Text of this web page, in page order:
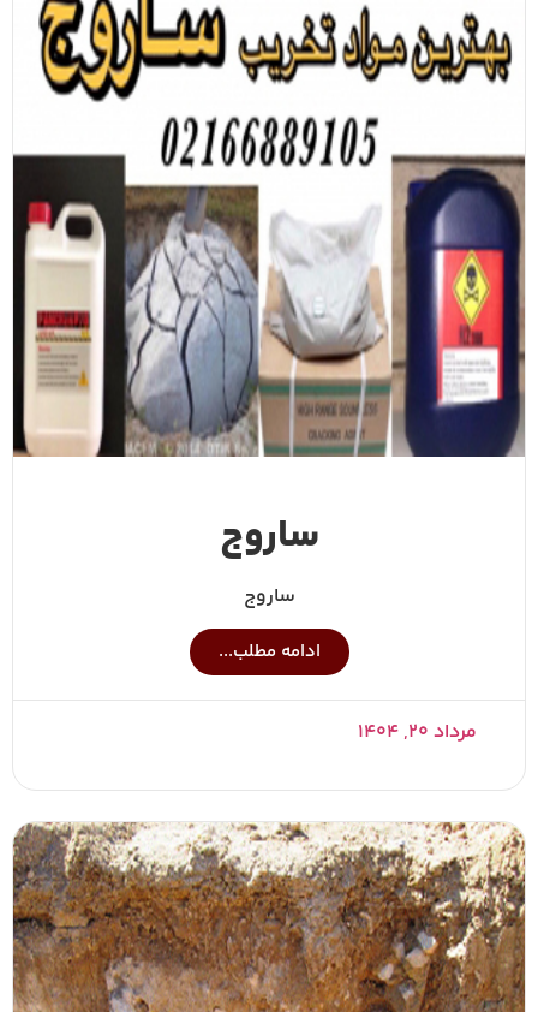
ساروج
ساروج
ادامه مطلب...
مرداد ۲۰, ۱۴۰۴